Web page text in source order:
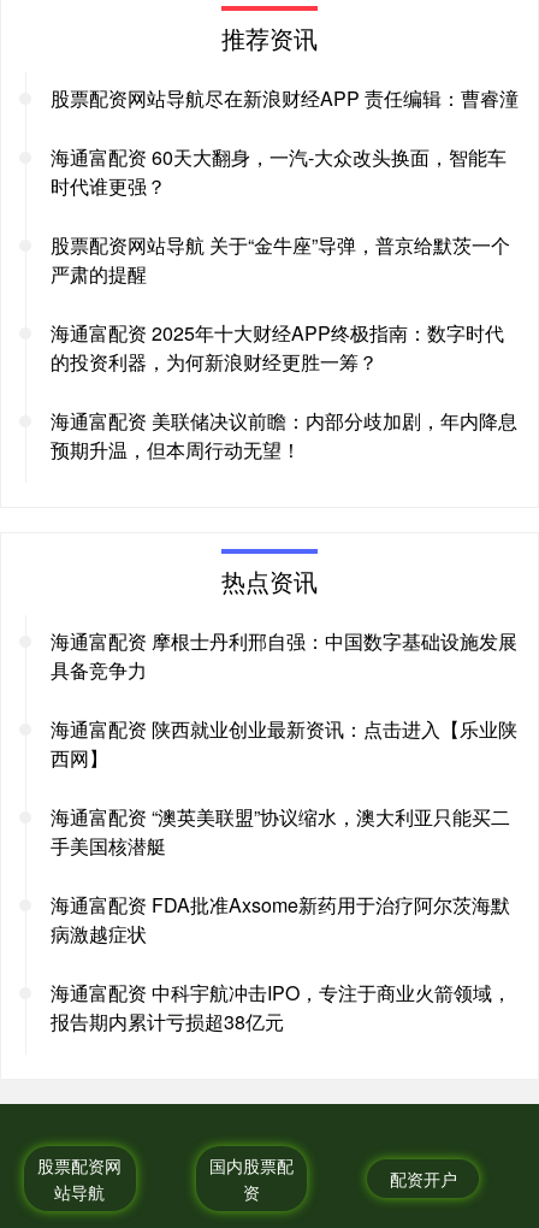
推荐资讯
股票配资网站导航尽在新浪财经APP 责任编辑：曹睿潼
海通富配资 60天大翻身，一汽-大众改头换面，智能车
时代谁更强？
股票配资网站导航 关于“金牛座”导弹，普京给默茨一个
严肃的提醒
海通富配资 2025年十大财经APP终极指南：数字时代
的投资利器，为何新浪财经更胜一筹？
海通富配资 美联储决议前瞻：内部分歧加剧，年内降息
预期升温，但本周行动无望！
热点资讯
海通富配资 摩根士丹利邢自强：中国数字基础设施发展
具备竞争力
海通富配资 陕西就业创业最新资讯：点击进入【乐业陕
西网】
海通富配资 “澳英美联盟”协议缩水，澳大利亚只能买二
手美国核潜艇
海通富配资 FDA批准Axsome新药用于治疗阿尔茨海默
病激越症状
海通富配资 中科宇航冲击IPO，专注于商业火箭领域，
报告期内累计亏损超38亿元
股票配资网
站导航
国内股票配
资
配资开户